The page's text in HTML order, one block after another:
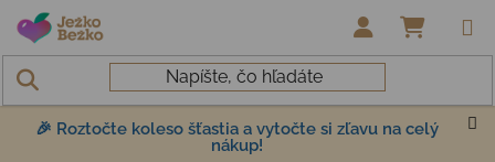
Prejsť na obsah
🎉 Roztočte koleso šťastia a vytočte si zľavu na celý
nákup!